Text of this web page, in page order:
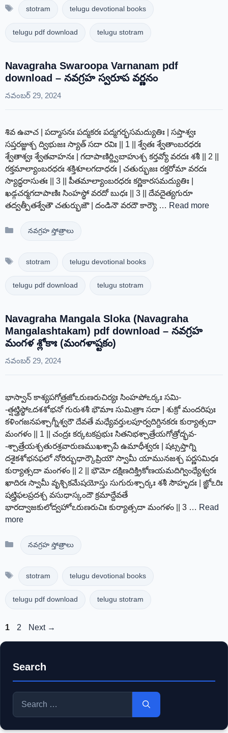
Tagsstotram telugu devotional books
telugu pdf download telugu stotram
Navagraha Swaroopa Varnanam pdf
download – నవగ్రహ స్వరూప వర్ణనం
నవంబర్ 29, 2024
శివ ఉవాచ | పద్మాసనః పద్మకరః పద్మగర్భసమద్యుతిః | సప్తాశ్వః
సప్తరజ్జుశ్చ ద్విభుజః స్యాత్ సదా రవిః || 1 || శ్వేతః శ్వేతాంబరధరః
శ్వేతాశ్వః శ్వేతవాహనః | గదాపాణిర్ద్విబాహుశ్చ కర్తవ్యో వరదః శశీ || 2 ||
రక్తమాల్యాంబరధరః శక్తిశూలగదాధరః | చతుర్భుజః రక్తరోమా వరదః
స్యాద్ధరాసుతః || 3 || పీతమాల్యాంబరధరః కర్ణికారసమద్యుతిః |
ఖడ్గచర్మగదాపాణిః సింహస్థో వరదో బుధః || 3 || దేవదైత్యగురూ
తద్వత్పీతశ్వేతౌ చతుర్భుజౌ | దండినౌ వరదౌ కార్యౌ … Read more
Categories
నవగ్రహ స్తోత్రాలు
Tagsstotram telugu devotional books
telugu pdf download telugu stotram
Navagraha Mangala Sloka (Navagraha
Mangalashtakam) pdf download – నవగ్రహ
మంగళ శ్లోకాః (మంగళాష్టకం)
నవంబర్ 29, 2024
భాస్వాన్ కాశ్యపగోత్రజోఽరుణరుచిర్యః సింహపోఽర్కః సమి-
-త్షట్త్రిస్థోఽదశశోభనో గురుశశీ భౌమాః సుమిత్రాః సదా | శుక్రో మందరిపుః
కళింగజనపశ్చాగ్నీశ్వరౌ దేవతే మధ్యేవర్తులపూర్వదిగ్దినకరః కుర్యాత్సదా
మంగళం || 1 || చంద్రః కర్కటకప్రభుః సితనిభశ్చాత్రేయగోత్రోద్భవ-
-శ్చాత్రేయశ్చతురశ్రవారుణముఖశ్చాపే ఉమాధీశ్వరః | షట్సప్తాగ్ని
దశైకశోభనఫలో నోరిర్బుధార్కౌప్రియౌ స్వామీ యామునజశ్చ పర్ణసమిధః
కుర్యాత్సదా మంగళం || 2 || భౌమో దక్షిణదిక్త్రికోణయమదిగ్వింధ్యేశ్వరః
ఖాదిరః స్వామీ వృశ్చికమేషయోస్తు సుగురుశ్చార్కః శశీ సౌహృదః | జ్ఞోఽరిః
షట్త్రిఫలప్రదశ్చ వసుధాస్కందౌ క్రమాద్దేవతే
భారద్వాజకులోద్వహోఽరుణరుచిః కుర్యాత్సదా మంగళం || 3 … Read
more
Categories
నవగ్రహ స్తోత్రాలు
Tagsstotram telugu devotional books
telugu pdf download telugu stotram
Page
1 Page
2 Next →
Search
Search
for: